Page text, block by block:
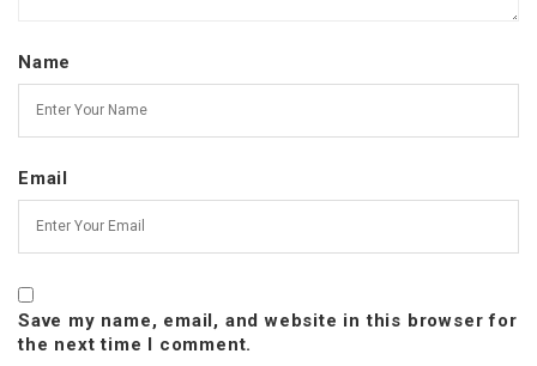
Name
Email
Save my name, email, and website in this browser for
the next time I comment.